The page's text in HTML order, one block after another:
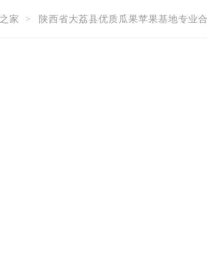
家 > 陕西省大荔县优质瓜果苹果基地专业